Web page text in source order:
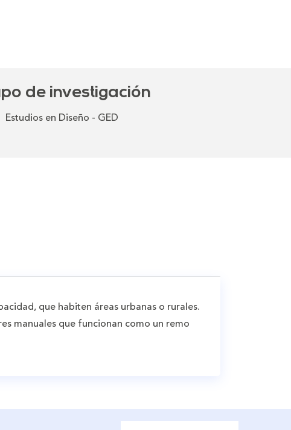
de investigación
Estudios en Diseño - GED
que habiten áreas urbanas o rurales.
manuales que funcionan como un remo